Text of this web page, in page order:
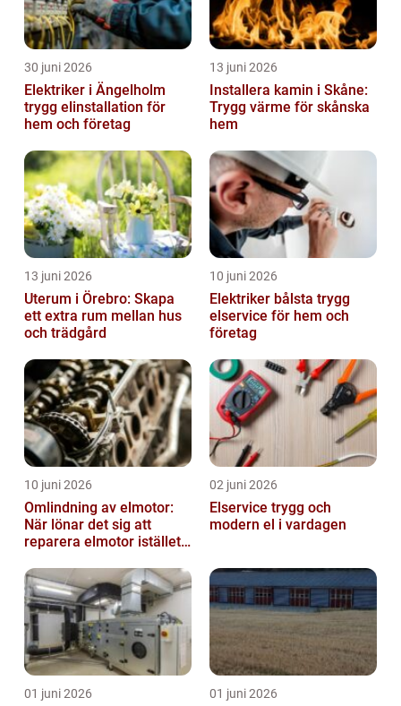
30 juni 2026
Elektriker i Ängelholm
trygg elinstallation för
hem och företag
13 juni 2026
Installera kamin i Skåne:
Trygg värme för skånska
hem
13 juni 2026
Uterum i Örebro: Skapa
ett extra rum mellan hus
och trädgård
10 juni 2026
Elektriker bålsta trygg
elservice för hem och
företag
10 juni 2026
Omlindning av elmotor:
När lönar det sig att
reparera elmotor istället
02 juni 2026
Elservice trygg och
modern el i vardagen
01 juni 2026 01 juni 2026